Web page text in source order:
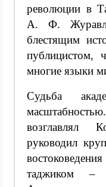
революции в
А. Ф.
блестящим
публицистом,
многие языки
Судьба
возглавлял
руководил
таджиком –